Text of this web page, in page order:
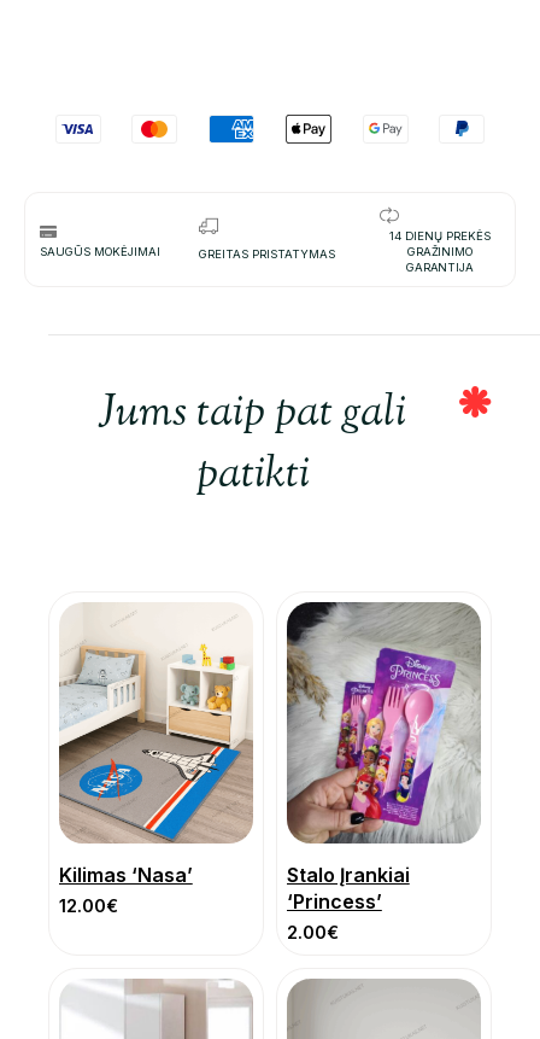
SAUGŪS MOKĖJIMAI GREITAS PRISTATYMAS
14 DIENŲ PREKĖS
GRAŽINIMO
GARANTIJA
Jums taip pat gali
patikti
Kilimas ‘Nasa’
12.00€
Stalo Įrankiai
‘Princess’
2.00€